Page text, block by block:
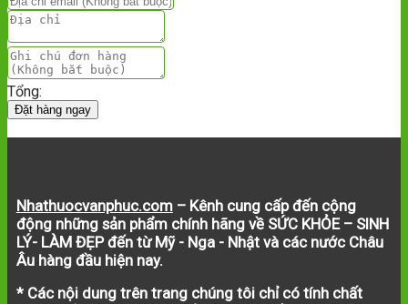
Tổng:
Đặt hàng ngay
Nhathuocvanphuc.com– Kênh cung cấp đến cộng
động những sản phẩm chính hãng về SỨC KHỎE – SINH
LÝ- LÀM ĐẸP đến từ Mỹ - Nga - Nhật và các nước Châu
Âu hàng đầu hiện nay.
* Các nội dung trên trang chúng tôi chỉ có tính chất